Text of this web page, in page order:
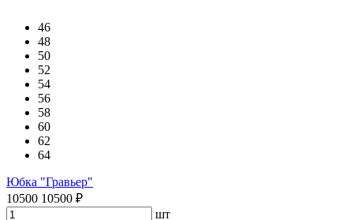
46
48
50
52
54
56
58
60
62
64
Юбка "Гравьер"
10500 10500 ₽
шт